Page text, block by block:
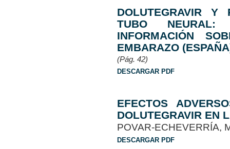
DOLUTEGRAVIR Y
TUBO NEURAL:
INFORMACIÓN
EMBARAZO
(Pág. 42)
DESCARGAR PDF
EFECTOS
DOLUTEGRAVIR EN
POVAR-ECHEVERRÍA,
DESCARGAR PDF